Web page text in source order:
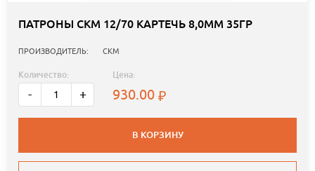
ПАТРОНЫ СКМ 12/70 КАРТЕЧЬ 8,0ММ 35ГР
ПРОИЗВОДИТЕЛЬ: СКМ
Количество:
- +
Цена:
930.00
В КОРЗИНУ